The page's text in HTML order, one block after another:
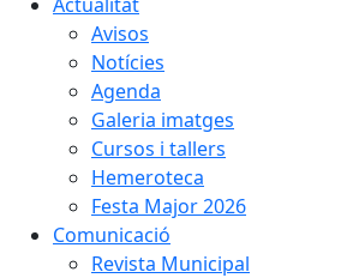
Avisos
Notícies
Agenda
Galeria imatges
Cursos i tallers
Hemeroteca
Festa Major 2026
Comunicació
Revista Municipal